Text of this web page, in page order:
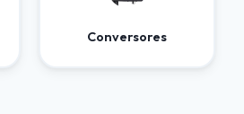
Conversores